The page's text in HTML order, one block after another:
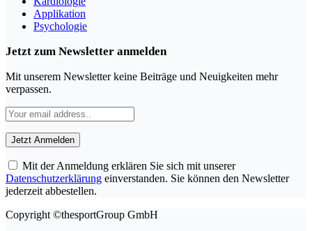
Applikation
Psychologie
Jetzt zum Newsletter anmelden
Mit unserem Newsletter keine Beiträge und Neuigkeiten mehr
verpassen.
Mit der Anmeldung erklären Sie sich mit unserer
Datenschutzerklärung einverstanden. Sie können den Newsletter
jederzeit abbestellen.
Copyright ©thesportGroup GmbH